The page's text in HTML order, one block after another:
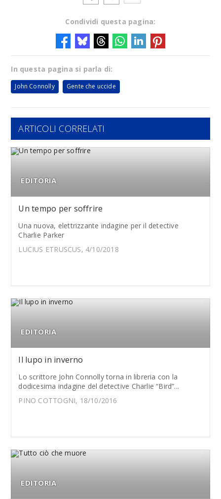
Condividi questa pagina:
In questa pagina si parla di:
John Connolly Gente che uccide
ARTICOLI CORRELATI
EDITORIA
Un tempo per soffrire
Una nuova, elettrizzante indagine per il detective
Charlie Parker
LUCIUS ETRUSCUS, 4/10/2018
EDITORIA
Il lupo in inverno
Lo scrittore John Connolly torna in libreria con la
dodicesima indagine del detective Charlie “Bird”...
PINO COTTOGNI, 18/10/2016
EDITORIA